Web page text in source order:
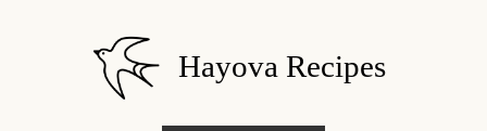
Hayova Recipes